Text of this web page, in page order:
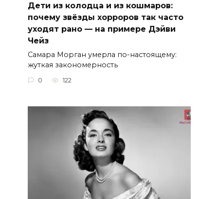
Дети из колодца и из кошмаров:
почему звёзды хорроров так часто
уходят рано — на примере Дэйви
Чейз
Самара Морган умерла по-настоящему:
жуткая закономерность
0 122